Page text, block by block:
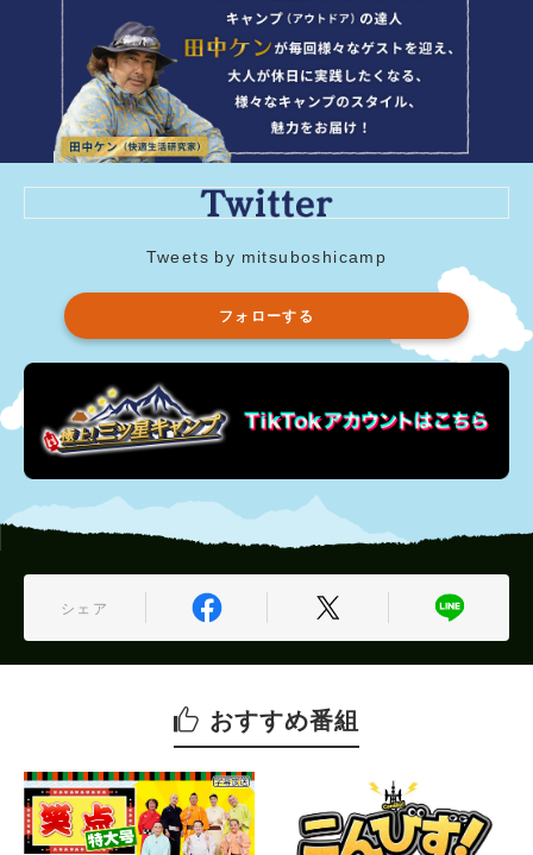
2020年11月25日 放送
第84回 三ツ星フィールド完成SP ★三ツ
星レシピ「マロンのロールパン」「たけだ
&中嶋特製ビーフバーガー」「たけだ&中
嶋特製チキンバーガー」「ケンさん特製ス
パイスコーヒー」
2020年11月18日 放送
決！ ★三ツ星レシピ「満開カレーキャベ
ツ」「コクうまカレーグラタン」「すき焼
ひと口焼きおにぎり」「秋の味覚満載！ス
イートポテト焼きおにぎり」（アンコール
放送）
ィールド拝見！
第82回 こだわりキャンパーのスタイル自
撮り！
第79回 日本の川を遊ぼう 利根川編 ★
三ツ星レシピ「きのこの炊き込みご飯」
（アンコール放送）
第81回 余りがちな定番食材でBBQ料理対
決！ ★三ツ星レシピ「満開カレーキャベ
きそば」「ルーロー飯サンド」「おつまみ
ひと口焼きおにぎり」「秋の味覚満載！ス
イートポテト焼きおにぎり」
Tweets by mitsuboshicamp
フォローする
シェア
おすすめ番組